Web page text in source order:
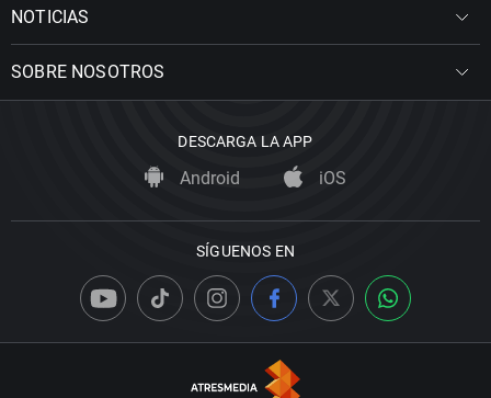
NOTICIAS
SOBRE NOSOTROS
DESCARGA LA APP
Android iOS
SÍGUENOS EN